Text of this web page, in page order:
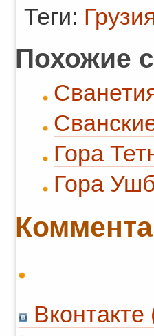
Теги: Грузия
Похожие
Гора
Гора
Вконтакте